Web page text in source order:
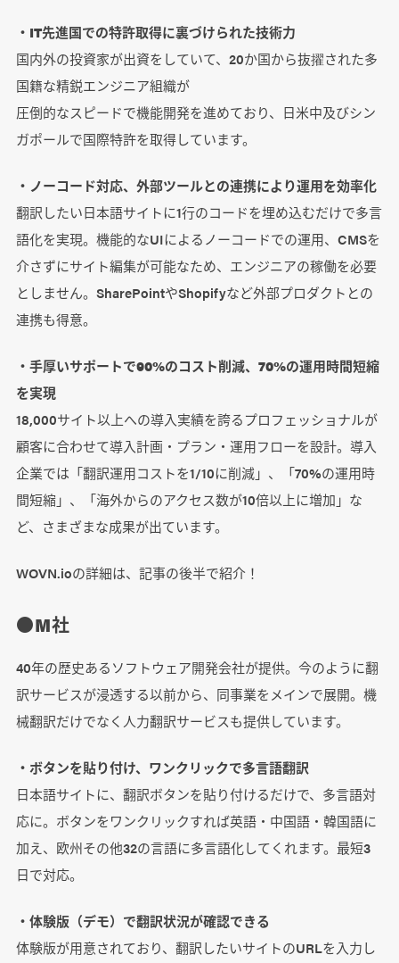
・IT先進国での特許取得に裏づけられた技術力
国内外の投資家が出資をしていて、20か国から抜擢された多
国籍な精鋭エンジニア組織が
圧倒的なスピードで機能開発を進めており、日米中及びシン
ガポールで国際特許を取得しています。
・ノーコード対応、外部ツールとの連携により運用を効率化
翻訳したい日本語サイトに1行のコードを埋め込むだけで多言
語化を実現。機能的なUIによるノーコードでの運用、CMSを
介さずにサイト編集が可能なため、エンジニアの稼働を必要
としません。SharePointやShopifyなど外部プロダクトとの
連携も得意。
・手厚いサポートで90%のコスト削減、70%の運用時間短縮
を実現
18,000サイト以上への導入実績を誇るプロフェッショナルが
顧客に合わせて導入計画・プラン・運用フローを設計。導入
企業では「翻訳運用コストを1/10に削減」、「70%の運用時
間短縮」、「海外からのアクセス数が10倍以上に増加」な
ど、さまざまな成果が出ています。
WOVN.ioの詳細は、記事の後半で紹介！
●M社
40年の歴史あるソフトウェア開発会社が提供。今のように翻
訳サービスが浸透する以前から、同事業をメインで展開。機
械翻訳だけでなく人力翻訳サービスも提供しています。
・ボタンを貼り付け、ワンクリックで多言語翻訳
日本語サイトに、翻訳ボタンを貼り付けるだけで、多言語対
応に。ボタンをワンクリックすれば英語・中国語・韓国語に
加え、欧州その他32の言語に多言語化してくれます。最短3
日で対応。
・体験版（デモ）で翻訳状況が確認できる
体験版が用意されており、翻訳したいサイトのURLを入力し